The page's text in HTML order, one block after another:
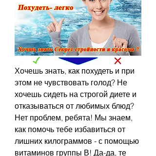
Хочешь знать, как похудеть и при
этом не чувствовать голод? Не
хочешь сидеть на строгой диете и
отказываться от любимых блюд?
Нет проблем, ребята! Мы знаем,
как помочь тебе избавиться от
лишних килограммов - с помощью
витаминов группы В! Да-да, те